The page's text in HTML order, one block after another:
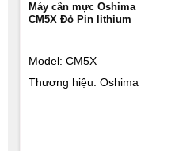
Máy cân mực Oshima
CM5X Đỏ Pin lithium
Model: CM5X
Thương hiệu: Oshima